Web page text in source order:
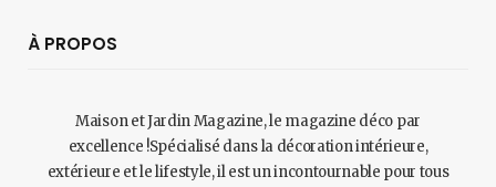
À PROPOS
Maison et Jardin Magazine, le magazine déco par
excellence !Spécialisé dans la décoration intérieure,
extérieure et le lifestyle, il est un incontournable pour tous